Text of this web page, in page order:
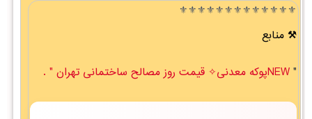
⚜️⚜️⚜️⚜️⚜️⚜️⚜️⚜️⚜️⚜️⚜️⚜️⚜️
منابع
"NEWپوکه معدنی✧ قیمت روز مصالح ساختمانی تهران " .